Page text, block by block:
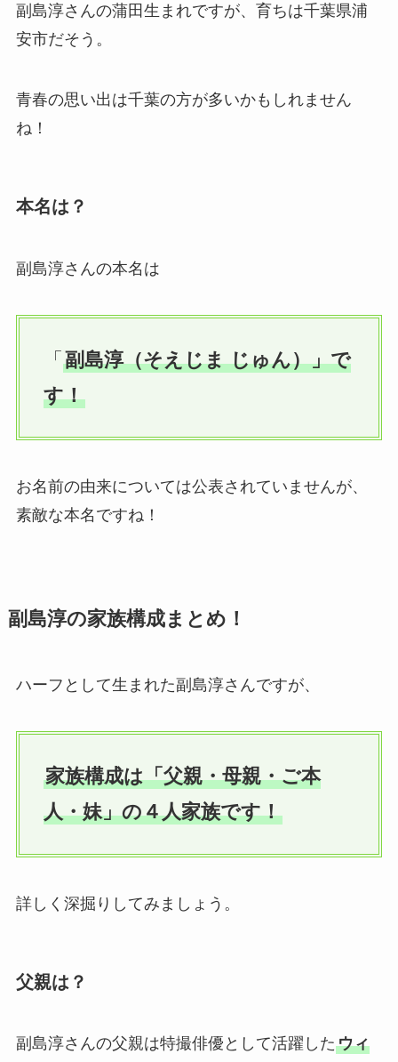
副島淳さんの蒲田生まれですが、育ちは千葉県浦
安市だそう。
青春の思い出は千葉の方が多いかもしれません
ね！
本名は？
副島淳さんの本名は
「 副島淳（そえじま じゅん）」で
す！
お名前の由来については公表されていませんが、
素敵な本名ですね！
副島淳の家族構成まとめ！
ハーフとして生まれた副島淳さんですが、
家族構成は「父親・母親・ご本
人・妹」の４人家族です！
詳しく深掘りしてみましょう。
父親は？
副島淳さんの父親は特撮俳優として活躍したウィ